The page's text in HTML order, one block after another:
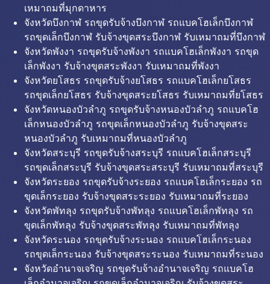
เหมาถมที่มุกดาหาร
จังหวัดบึงกาฬ รถขุดรับจ้างบึงกาฬ รถแบคโฮเล็กบึงกาฬ
รถขุดเล็กบึงกาฬ รับจ้างขุดสระบึงกาฬ รับเหมาถมที่บึงกาฬ
จังหวัดพังงา รถขุดรับจ้างพังงา รถแบคโฮเล็กพังงา รถขุด
เล็กพังงา รับจ้างขุดสระพังงา รับเหมาถมที่พังงา
จังหวัดยโสธร รถขุดรับจ้างยโสธร รถแบคโฮเล็กยโสธร
รถขุดเล็กยโสธร รับจ้างขุดสระยโสธร รับเหมาถมที่ยโสธร
จังหวัดหนองบัวลำภู รถขุดรับจ้างหนองบัวลำภู รถแบคโฮ
เล็กหนองบัวลำภู รถขุดเล็กหนองบัวลำภู รับจ้างขุดสระ
หนองบัวลำภู รับเหมาถมที่หนองบัวลำภู
จังหวัดสระบุรี รถขุดรับจ้างสระบุรี รถแบคโฮเล็กสระบุรี
รถขุดเล็กสระบุรี รับจ้างขุดสระสระบุรี รับเหมาถมที่สระบุรี
จังหวัดระยอง รถขุดรับจ้างระยอง รถแบคโฮเล็กระยอง รถ
ขุดเล็กระยอง รับจ้างขุดสระระยอง รับเหมาถมที่ระยอง
จังหวัดพัทลุง รถขุดรับจ้างพัทลุง รถแบคโฮเล็กพัทลุง รถ
ขุดเล็กพัทลุง รับจ้างขุดสระพัทลุง รับเหมาถมที่พัทลุง
จังหวัดระนอง รถขุดรับจ้างระนอง รถแบคโฮเล็กระนอง
รถขุดเล็กระนอง รับจ้างขุดสระระนอง รับเหมาถมที่ระนอง
จังหวัดอำนาจเจริญ รถขุดรับจ้างอำนาจเจริญ รถแบคโฮ